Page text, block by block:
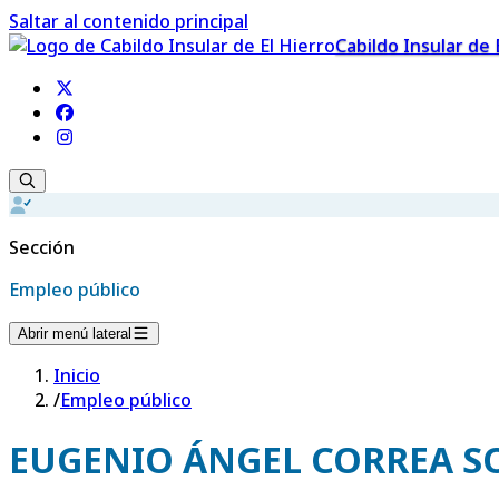
Saltar al contenido principal
Cabildo Insular de
Sección
Empleo público
Abrir menú lateral
Inicio
/Empleo público
EUGENIO ÁNGEL CORREA